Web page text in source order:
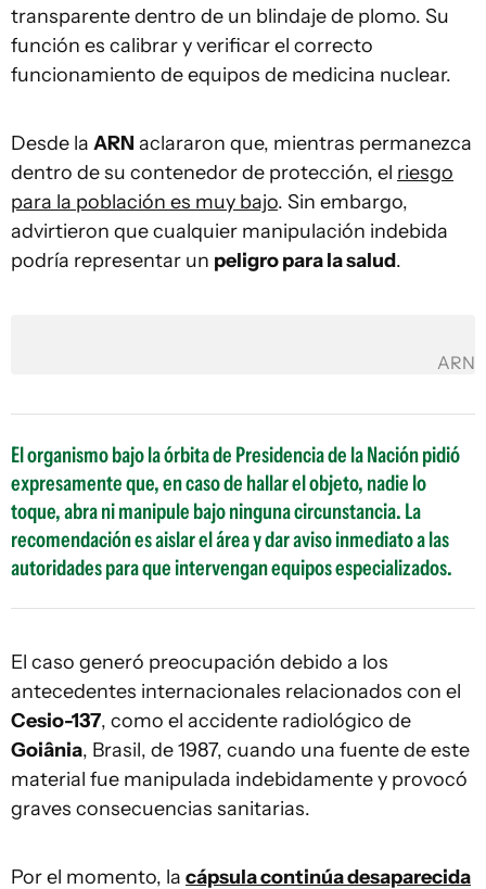
transparente dentro de un blindaje de plomo. Su
función es calibrar y verificar el correcto
funcionamiento de equipos de medicina nuclear.
Desde la ARN aclararon que, mientras permanezca
dentro de su contenedor de protección, el riesgo
para la población es muy bajo. Sin embargo,
advirtieron que cualquier manipulación indebida
podría representar un peligro para la salud.
ARN
El organismo bajo la órbita de Presidencia de la Nación pidió
expresamente que, en caso de hallar el objeto, nadie lo
toque, abra ni manipule bajo ninguna circunstancia. La
recomendación es aislar el área y dar aviso inmediato a las
autoridades para que intervengan equipos especializados.
El caso generó preocupación debido a los
antecedentes internacionales relacionados con el
Cesio-137, como el accidente radiológico de
Goiânia, Brasil, de 1987, cuando una fuente de este
material fue manipulada indebidamente y provocó
graves consecuencias sanitarias.
Por el momento, la cápsula continúa desaparecida